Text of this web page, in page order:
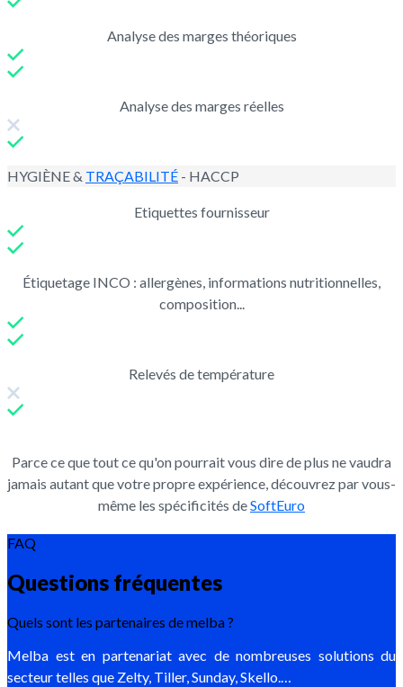
Analyse des marges théoriques
Analyse des marges réelles
HYGIÈNE & TRAÇABILITÉ - HACCP
Etiquettes fournisseur
Étiquetage INCO : allergènes, informations nutritionnelles,
composition...
Relevés de température
Parce ce que tout ce qu'on pourrait vous dire de plus ne vaudra
jamais autant que votre propre expérience, découvrez par vous-
même les spécificités deSoftEuro
FAQ
Questions fréquentes
Quels sont les partenaires de melba ?
Melba est en partenariat avec de nombreuses solutions du
secteur telles que Zelty, Tiller, Sunday, Skello.…